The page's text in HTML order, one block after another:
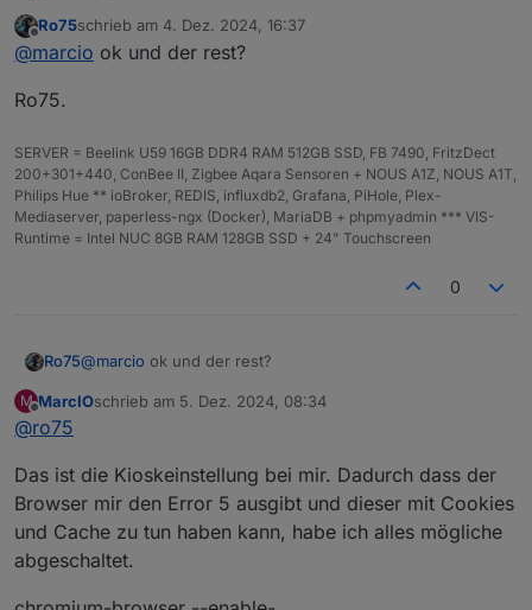
Ja tatsächlich hast recht, ist kein OS. Dachte Wayland
gäbe es nur auf diesen.
VERSION_ID="12"
VERSION="12 (bookworm)"
VERSION_CODENAME=bookworm
ID=raspbian
ID_LIKE=debian
SUPPORT_URL="http://www.raspbian.org/
       Icon name: computer
Machine ID:
Boot ID:
Offline
Ro75schrieb am 4. Dez. 2024, 16:37
zuletzt editiert von
@marcio ok und der rest?
Ro75.
SERVER = Beelink U59 16GB DDR4 RAM 512GB SSD, FB 7490, FritzDect
200+301+440, ConBee II, Zigbee Aqara Sensoren + NOUS A1Z, NOUS A1T,
Philips Hue ** ioBroker, REDIS, influxdb2, Grafana, PiHole, Plex-
Mediaserver, paperless-ngx (Docker), MariaDB + phpmyadmin *** VIS-
Runtime = Intel NUC 8GB RAM 128GB SSD + 24" Touchscreen
0
Ro75@marcio ok und der rest?
Ro75.
M
Offline
MarcIOschrieb am 5. Dez. 2024, 08:34
zuletzt editiert von
@ro75
Das ist die Kioskeinstellung bei mir. Dadurch dass der
Browser mir den Error 5 ausgibt und dieser mit Cookies
und Cache zu tun haben kann, habe ich alles mögliche
abgeschaltet.